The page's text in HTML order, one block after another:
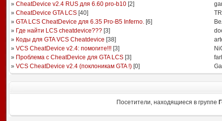
» CheatDevice v2.4 RUS для 6.60 pro-b10[2]
» CheatDevice GTA LCS[40]
» GTA LCS CheatDevice для 6.35 Pro-B5 Inferno.[6]
» Где найти LCS cheatdevice???[3]
» Коды для GTA VCS Cheatdevice [38]
» VCS CheatDevice v2.4: помогите!!![3]
» Проблема с CheatDevice для GTA LCS[3]
» VCS CheatDevice v2.4 (поклоникам GTA !)[0]
Посетители, находящиеся в группе